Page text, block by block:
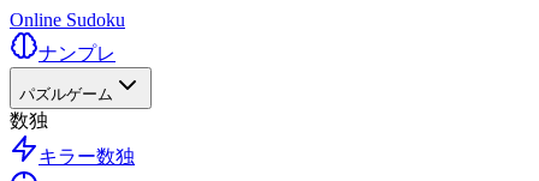
Online Sudoku
ナンプレ
パズルゲーム
数独
キラー数独